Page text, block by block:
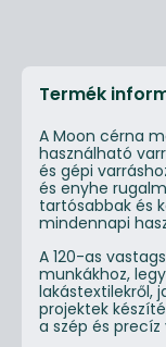
Termék
A Moon cérna
használható
és gépi
és enyhe
tartósabbak és
mindennapi
A 120-as
munkákhoz,
lakástextilekről,
projektek
a szép és